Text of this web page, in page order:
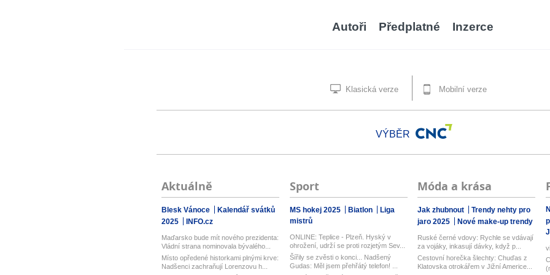
Autoři Předplatné Inzerce
Klasická verze Mobilní verze
VÝBĚR
Aktuálně
Blesk Vánoce
Kalendář svátků
2025
INFO.cz
Maďarsko bude mít nového prezidenta:
Vládní strana nominovala bývalého...
Místo opředené historkami plnými krve:
Nadšenci zachraňují Lorenzovu h...
Sport
MS hokej 2025 Biatlon
Liga
mistrů
ONLINE: Teplice - Plzeň. Hyský v
ohrožení, udrží se proti rozjetým Sev...
Šířily se zvěsti o konci... Nadšený
Gudas: Měl jsem přehřátý telefon! ...
Móda a krása
Jak zhubnout
Trendy nehty pro
jaro 2025
Nové make-up trendy
Ruské černé vdovy: Rychle se vdávají
za vojáky, inkasují dávky, když p...
Cestovní horečka šlechty: Chuďas z
Klatovska otrokářem v Jižní Americe...